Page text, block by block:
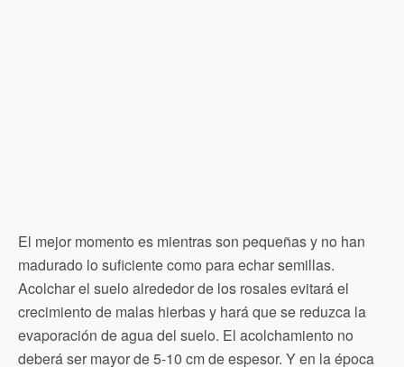
El mejor momento es mientras son pequeñas y no han
madurado lo suficiente como para echar semillas.
Acolchar el suelo alrededor de los rosales evitará el
crecimiento de malas hierbas y hará que se reduzca la
evaporación de agua del suelo. El acolchamiento no
deberá ser mayor de 5-10 cm de espesor. Y en la época